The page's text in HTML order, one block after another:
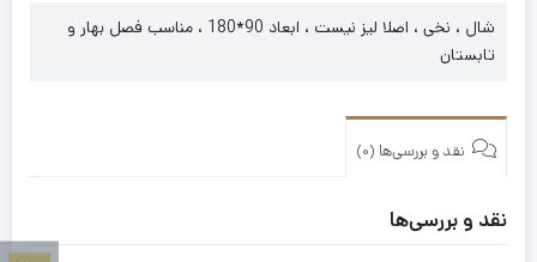
شال ، نخی ، اصلا لیز نیست ، ابعاد 90*180 ، مناسب فصل بهار و
تابستان
نقد و بررسی‌ها (0)
نقد و بررسی‌ها